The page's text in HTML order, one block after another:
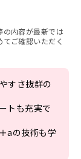
内容が最新では
ご確認いただく
すさ抜群の
トも充実で
aの技術も学